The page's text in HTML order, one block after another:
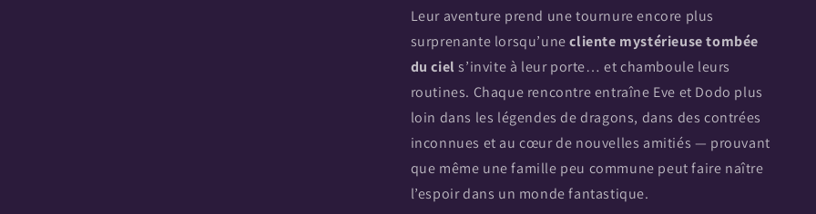
Leur aventure prend une tournure encore plus
surprenante lorsqu’unecliente mystérieuse tombée
du ciel s’invite à leur porte… et chamboule leurs
routines. Chaque rencontre entraîne Eve et Dodo plus
loin dans les légendes de dragons, dans des contrées
inconnues et au cœur de nouvelles amitiés — prouvant
que même une famille peu commune peut faire naître
l’espoir dans un monde fantastique.